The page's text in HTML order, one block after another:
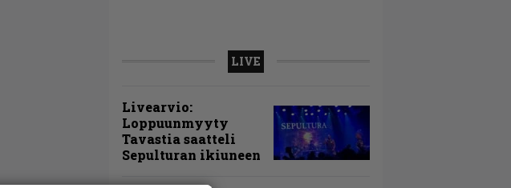
LIVE
Livearvio:
Loppuunmyyty
Tavastia saatteli
Sepulturan ikiuneen